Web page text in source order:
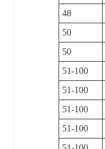
48
50
50
51-100
51-100
51-100
51-100